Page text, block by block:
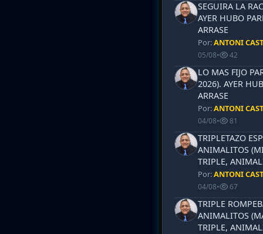
SEGUIRA LA
AYER HUBO
ARRASE
Por:ANTONI
05/08• 42
LO MAS FIJO
2026). AYER
ARRASE
Por:ANTONI
04/08• 81
TRIPLETAZO
ANIMALITOS
TRIPLE,
Por:ANTONI
04/08• 67
TRIPLE
ANIMALITOS
TRIPLE,